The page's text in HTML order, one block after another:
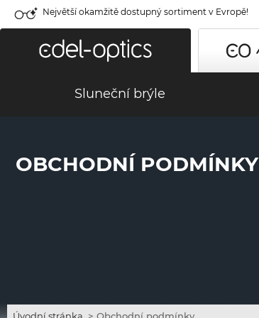
Největší okamžitě dostupný sortiment v Evropě!
Sluneční brýle
OBCHODNÍ PODMÍNKY